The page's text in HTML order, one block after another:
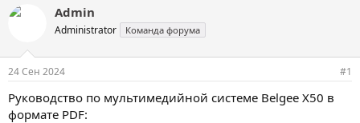
т
т
е
м
ы
т
а
н
а
л
а
Admin
Administrator Команда форума
24 Сен 2024 #1
Руководство по мультимедийной системе Belgee X50 в
формате PDF: